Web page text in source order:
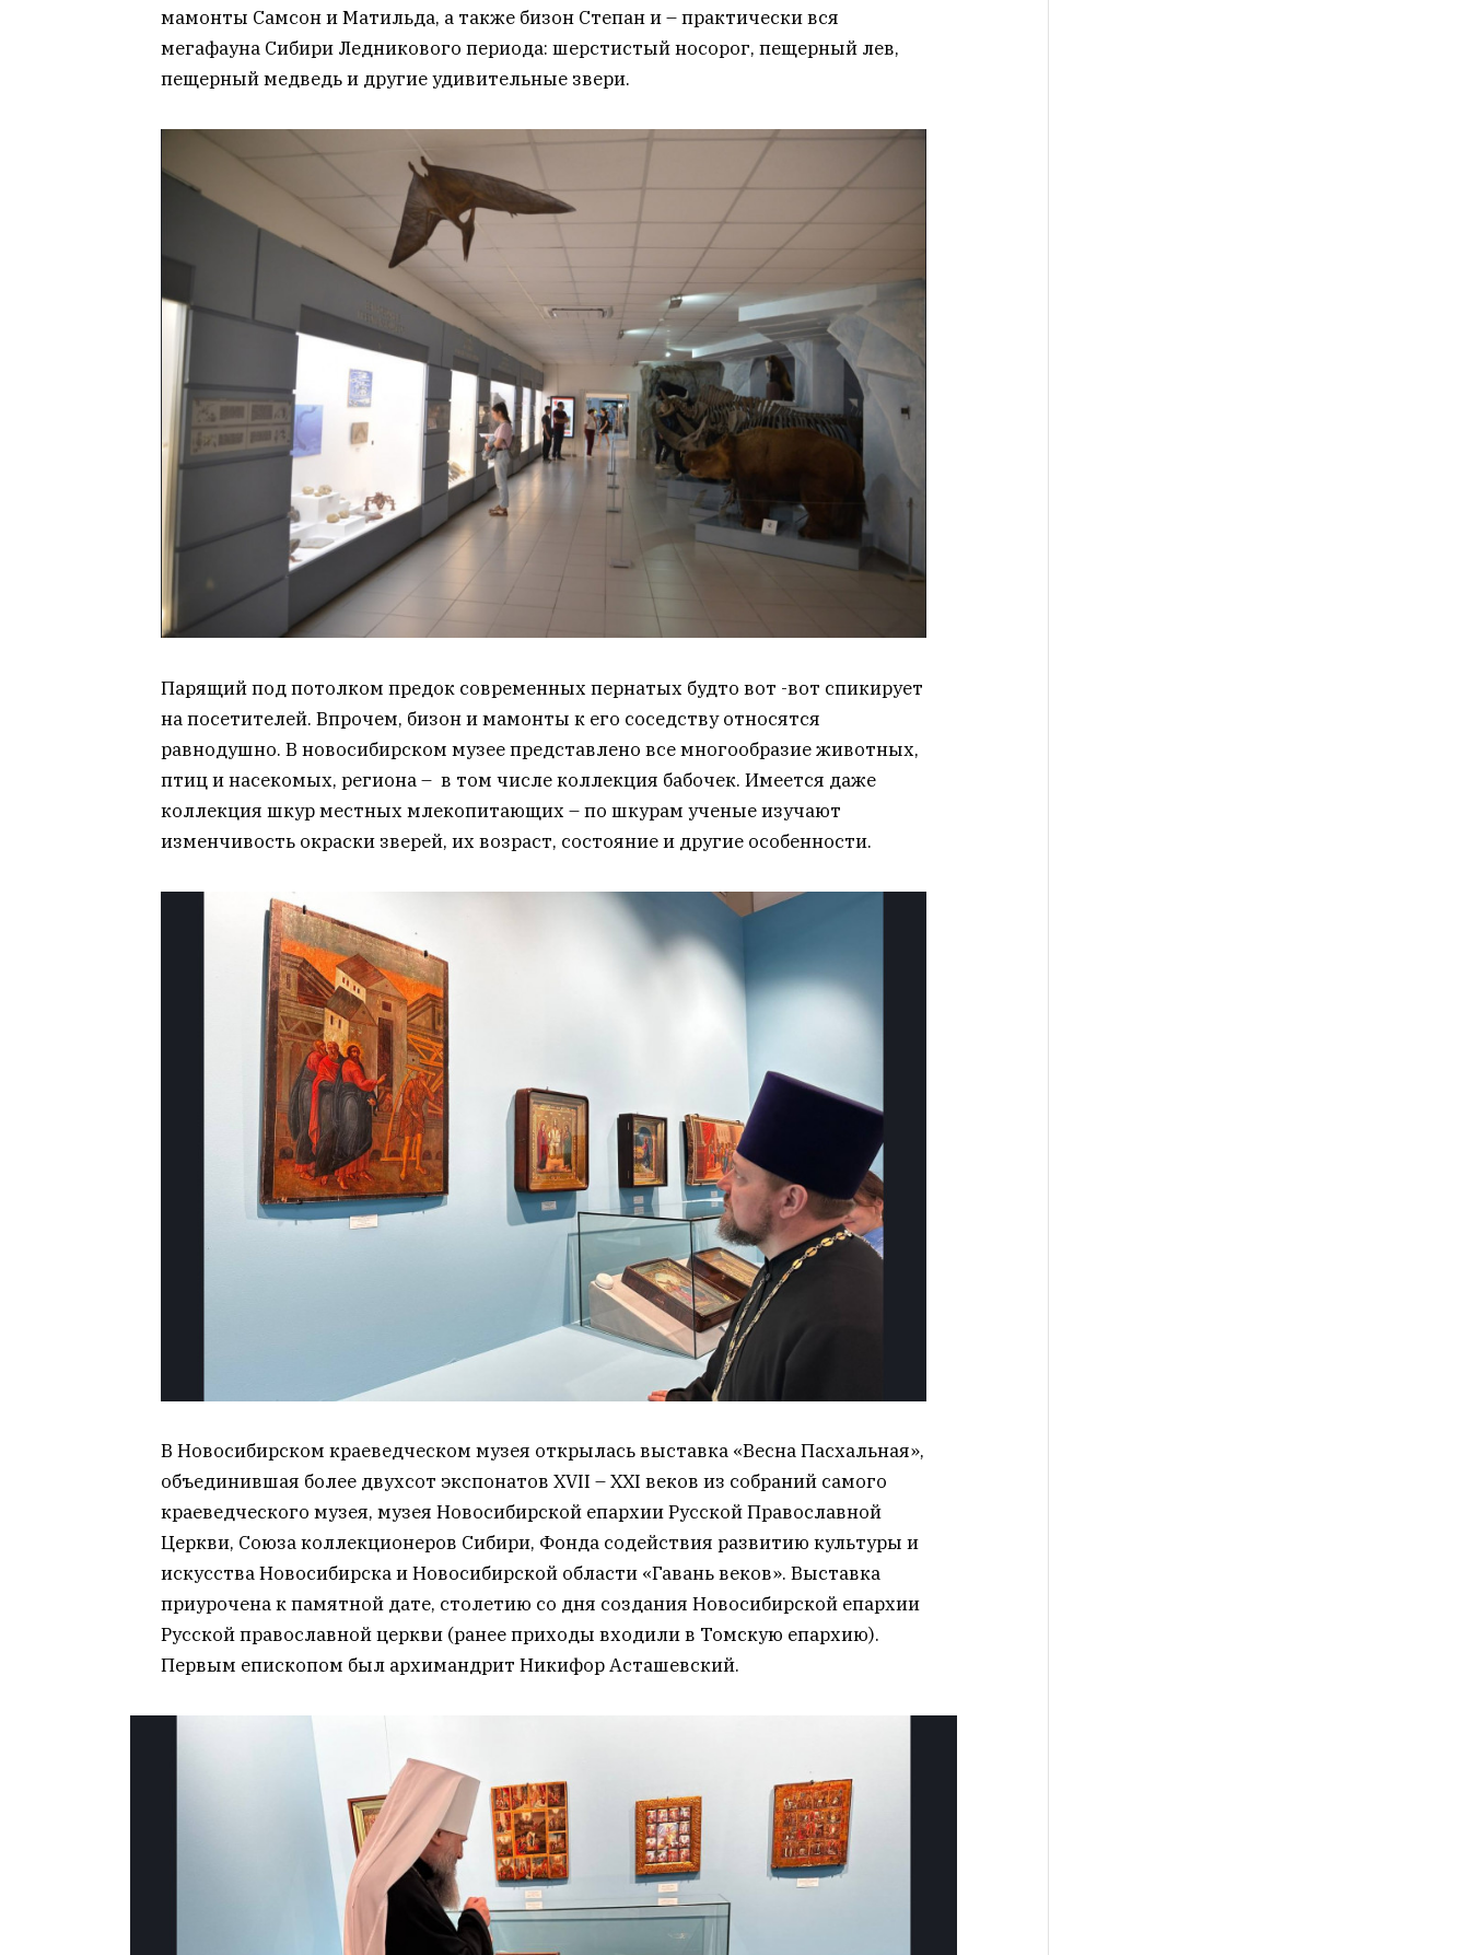
мамонты Самсон и Матильда, а также бизон Степан и – практически вся
мегафауна Сибири Ледникового периода: шерстистый носорог, пещерный лев,
пещерный медведь и другие удивительные звери.
Парящий под потолком предок современных пернатых будто вот -вот спикирует
на посетителей. Впрочем, бизон и мамонты к его соседству относятся
равнодушно. В новосибирском музее представлено все многообразие животных,
птиц и насекомых, региона – в том числе коллекция бабочек. Имеется даже
коллекция шкур местных млекопитающих – по шкурам ученые изучают
изменчивость окраски зверей, их возраст, состояние и другие особенности.
В Новосибирском краеведческом музея открылась выставка «Весна Пасхальная»,
объединившая более двухсот экспонатов XVII – XXI веков из собраний самого
краеведческого музея, музея Новосибирской епархии Русской Православной
Церкви, Союза коллекционеров Сибири, Фонда содействия развитию культуры и
искусства Новосибирска и Новосибирской области «Гавань веков». Выставка
приурочена к памятной дате, столетию со дня создания Новосибирской епархии
Русской православной церкви (ранее приходы входили в Томскую епархию).
Первым епископом был архимандрит Никифор Асташевский.